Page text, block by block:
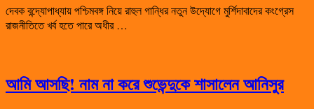
দেবক বন্দ্যোপাধ্যায় পশ্চিমবঙ্গ নিয়ে রাহুল গান্ধির নতুন উদ্যোগে মুর্শিদাবাদের কংগ্রেস
রাজনীতিতে খর্ব হতে পারে অধীর …
আমি আসছি! নাম না করে শুভেন্দুকে শাসালেন আনিসুর